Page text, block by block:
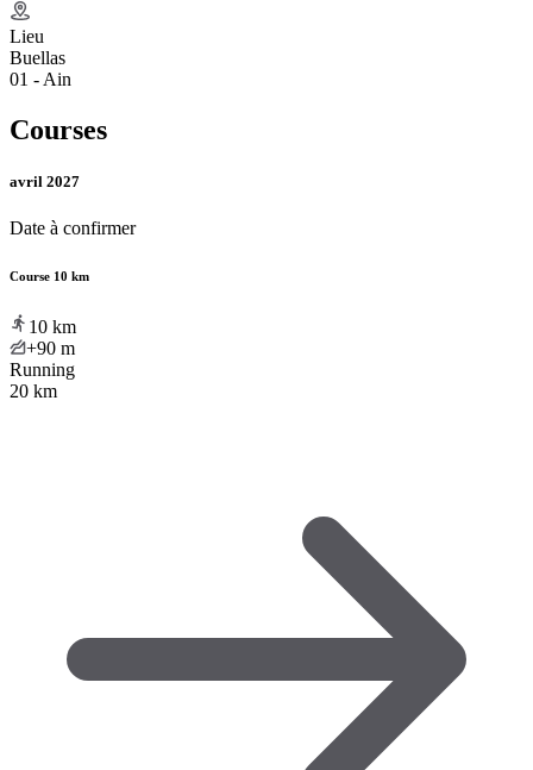
Lieu
Buellas
01 - Ain
Courses
avril 2027
Date à confirmer
Course 10 km
10 km
+90 m
Running
20 km